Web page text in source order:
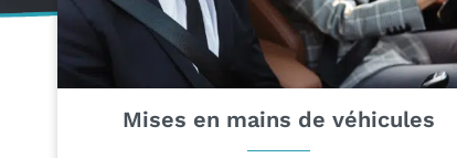
Mises en mains de véhicules